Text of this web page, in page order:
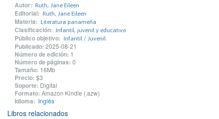
Autor: Ruth, Jane Eileen
Editorial: Ruth, Jane Eileen
Materia: Literatura panameña
Clasificación: Infantil, juvenil y educativo
Público objetivo: Infantil / Juvenil
Publicado: 2025-08-21
Número de edición: 1
Número de páginas: 0
Tamaño: 16Mb
Precio: $3
Soporte: Digital
Formato: Amazon Kindle (.azw)
Idioma: Inglés
Libros relacionados